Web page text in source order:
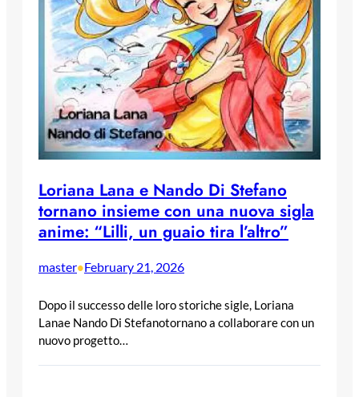
Loriana Lana e Nando Di Stefano
tornano insieme con una nuova sigla
anime: “Lilli, un guaio tira l’altro”
master•February 21, 2026
Dopo il successo delle loro storiche sigle, Loriana
Lanae Nando Di Stefanotornano a collaborare con un
nuovo progetto…